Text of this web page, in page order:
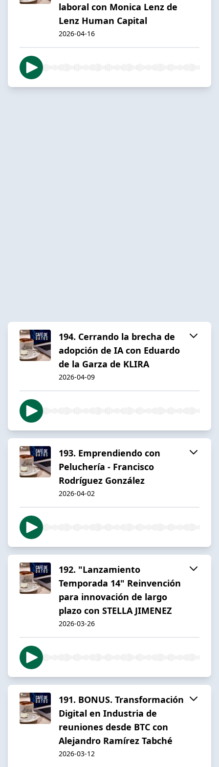
laboral con Monica Lenz de
Lenz Human Capital
2026-04-16
194. Cerrando la brecha de
adopción de IA con Eduardo
de la Garza de KLIRA
2026-04-09
193. Emprendiendo con
Peluchería - Francisco
Rodríguez González
2026-04-02
192. "Lanzamiento
Temporada 14" Reinvención
para innovación de largo
plazo con STELLA JIMENEZ
2026-03-26
191. BONUS. Transformación
Digital en Industria de
reuniones desde BTC con
Alejandro Ramírez Tabché
2026-03-12